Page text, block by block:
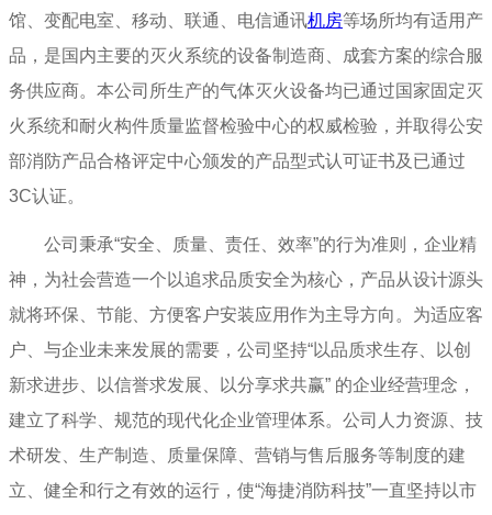
馆、变配电室、移动、联通、电信通讯机房等场所均有适用产
品，是国内主要的灭火系统的设备制造商、成套方案的综合服
务供应商。本公司所生产的气体灭火设备均已通过国家固定灭
火系统和耐火构件质量监督检验中心的权威检验，并取得公安
部消防产品合格评定中心颁发的产品型式认可证书及已通过
3C认证。
公司秉承“安全、质量、责任、效率”的行为准则，企业精
神，为社会营造一个以追求品质安全为核心，产品从设计源头
就将环保、节能、方便客户安装应用作为主导方向。为适应客
户、与企业未来发展的需要，公司坚持“以品质求生存、以创
新求进步、以信誉求发展、以分享求共赢” 的企业经营理念，
建立了科学、规范的现代化企业管理体系。公司人力资源、技
术研发、生产制造、质量保障、营销与售后服务等制度的建
立、健全和行之有效的运行，使“海捷消防科技”一直坚持以市